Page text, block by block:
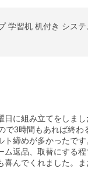
学習机 机付き シス
日に組み立てをしまし
で3時間もあれば終わ
ト締めが多かったです
ム返品、取替にする
んでくれました。ま